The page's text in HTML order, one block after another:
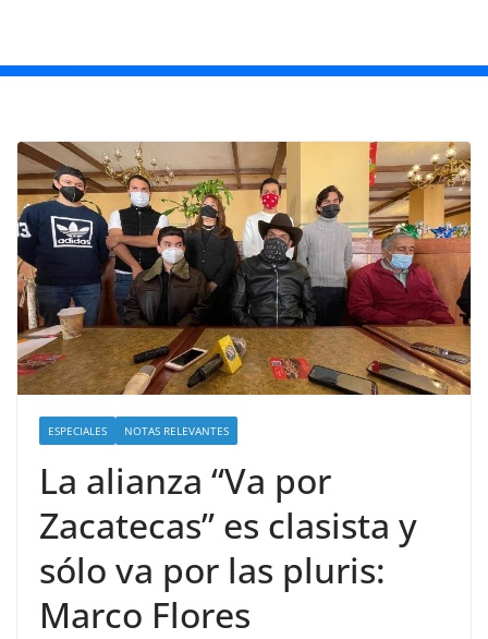
ESPECIALES NOTAS RELEVANTES
La alianza “Va por
Zacatecas” es clasista y
sólo va por las pluris:
Marco Flores